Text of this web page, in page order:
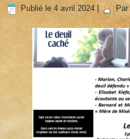
Publié le 4 avril 2024 | Par